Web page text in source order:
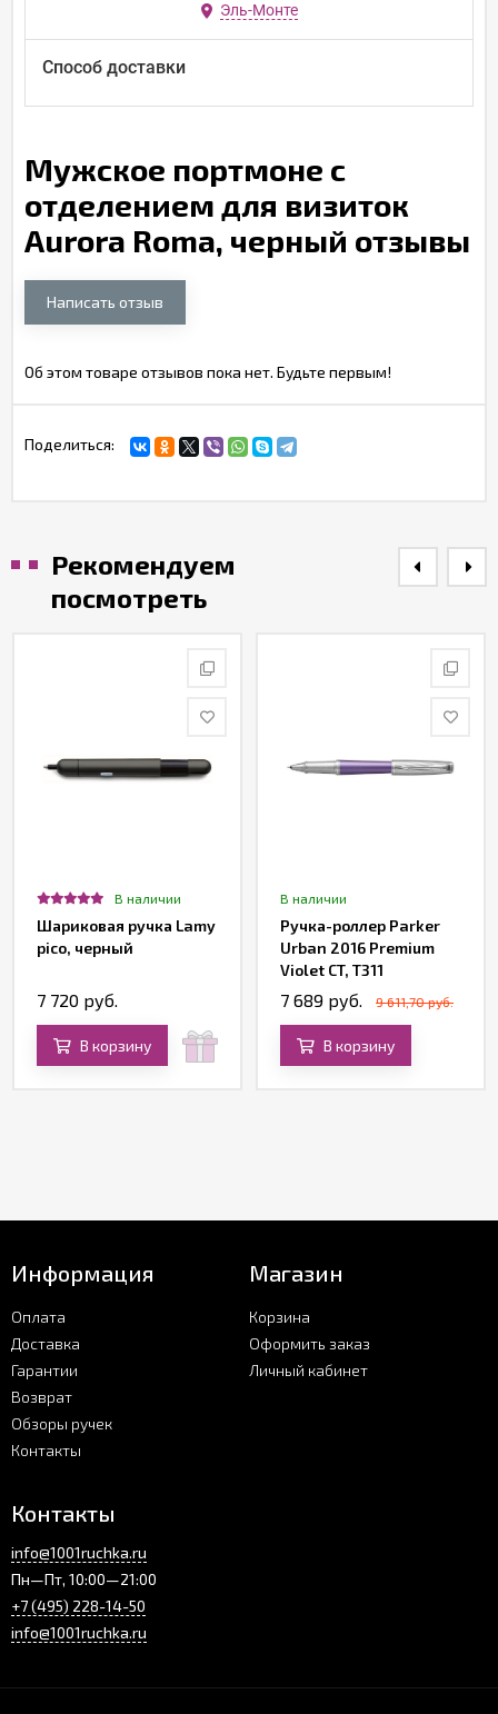
Эль-Монте
Способ доставки
Мужское портмоне с
отделением для визиток
Aurora Roma, черный отзывы
Написать отзыв
Об этом товаре отзывов пока нет. Будьте первым!
Поделиться:
Рекомендуем
посмотреть
В наличии
Шариковая ручка Lamy
pico, черный
7 720 руб.
В корзину
В наличии
Ручка-роллер Parker
Urban 2016 Premium
Violet CT, T311
7 689 руб. 9 611,70 руб.
В корзину
Информация
Оплата
Доставка
Гарантии
Возврат
Обзоры ручек
Контакты
Магазин
Корзина
Оформить заказ
Личный кабинет
Контакты
info@1001ruchka.ru
Пн—Пт, 10:00—21:00
+7 (495) 228-14-50
info@1001ruchka.ru